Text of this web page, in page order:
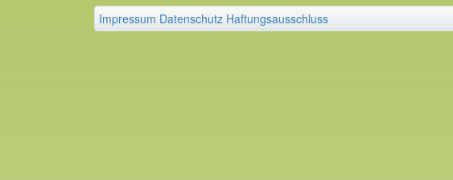
Impressum Datenschutz Haftungsausschluss